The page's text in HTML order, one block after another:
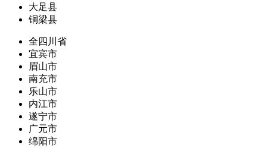
大足县
铜梁县
全四川省
宜宾市
眉山市
南充市
乐山市
内江市
遂宁市
广元市
绵阳市